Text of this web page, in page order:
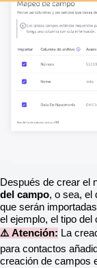
Después de crear el
del campo, o sea, el
que serán
el ejemplo, el tipo
⚠️ Atención: La
para contactos
creación de campos